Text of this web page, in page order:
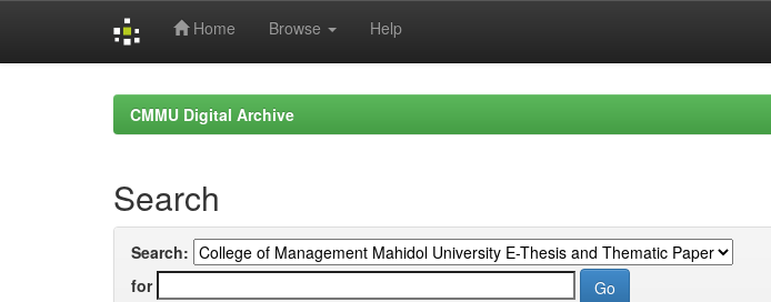
Home Browse Help
CMMU Digital Archive
Search
Search:
for